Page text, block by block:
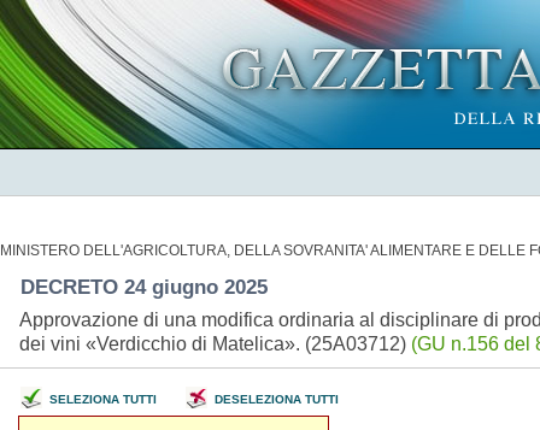
MINISTERO DELL'AGRICOLTURA, DELLA SOVRANITA' ALIMENTARE E DELLE
DECRETO 24 giugno 2025
Approvazione di una modifica ordinaria al disciplinare di
dei vini «Verdicchio di Matelica». (25A03712) (GU n.156 del
SELEZIONA TUTTI DESELEZIONA TUTTI